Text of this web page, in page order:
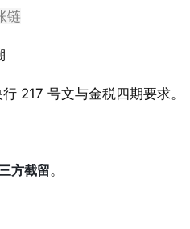
链
行 217 号文与金税四期要求。
方截留。